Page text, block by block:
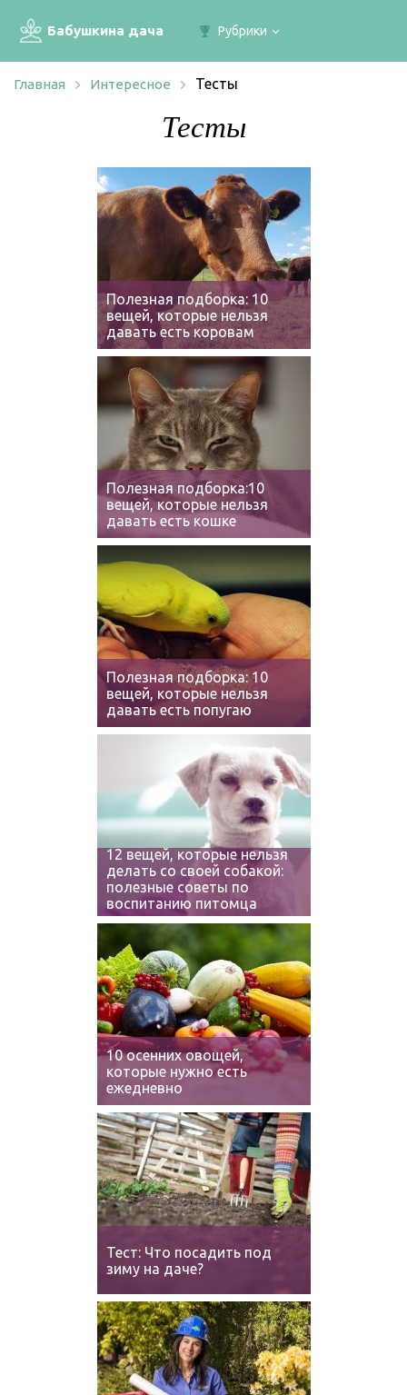
Бабушкина дача Рубрики
Главная Интересное Тесты
Тесты
Полезная подборка: 10
вещей, которые нельзя
давать есть коровам
Полезная подборка:10
вещей, которые нельзя
давать есть кошке
Полезная подборка: 10
вещей, которые нельзя
давать есть попугаю
12 вещей, которые нельзя
делать со своей собакой:
полезные советы по
воспитанию питомца
10 осенних овощей,
которые нужно есть
ежедневно
Тест: Что посадить под
зиму на даче?